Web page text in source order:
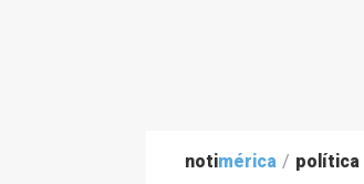
notimérica / política